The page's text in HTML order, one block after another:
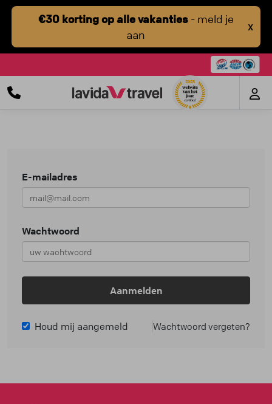
€30 korting op alle vakanties- meld je
aan
X
E-mailadres
Wachtwoord
Aanmelden
Houd mij aangemeld Wachtwoord vergeten?